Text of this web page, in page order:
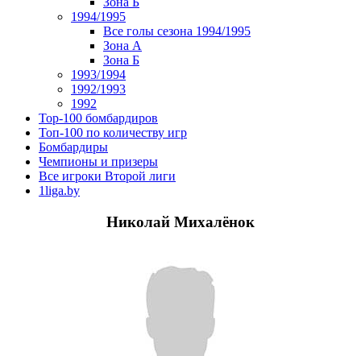
1994/1995
Все голы сезона 1994/1995
Зона А
Зона Б
1993/1994
1992/1993
1992
Top-100 бомбардиров
Топ-100 по количеству игр
Бомбардиры
Чемпионы и призеры
Все игроки Второй лиги
1liga.by
Николай Михалёнок